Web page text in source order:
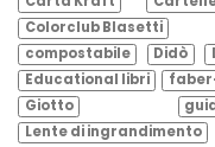
Colorclub Blasetti
compostabile
Didò
Educational libri
Giotto
Lente di ingrandimento